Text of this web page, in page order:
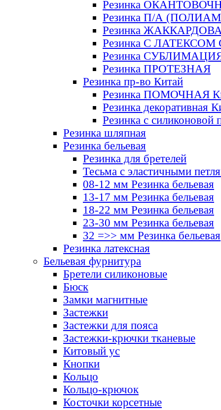
Резинка
Резинка П/А
Резинка
Резинка С ЛАТЕКСОМ
Резинка
Резинка ПРОТЕЗНАЯ
Резинка пр-во Китай
Резинка ПОМОЧНАЯ
Резинка декоративная
Резинка с силиконовой
Резинка шляпная
Резинка бельевая
Резинка для бретелей
Тесьма с эластичными
08-12 мм Резинка бельевая
13-17 мм Резинка бельевая
18-22 мм Резинка бельевая
23-30 мм Резинка бельевая
32 =>> мм Резинка бельевая
Резинка латексная
Бельевая фурнитура
Бретели силиконовые
Бюск
Замки магнитные
Застежки
Застежки для пояса
Застежки-крючки тканевые
Китовый ус
Кнопки
Кольцо
Кольцо-крючок
Косточки корсетные